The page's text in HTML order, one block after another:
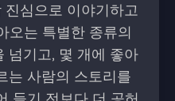
심으로 이야기하고
오는 특별한 종류의
넘기고, 몇 개에 좋아
는 사람의 스토리를